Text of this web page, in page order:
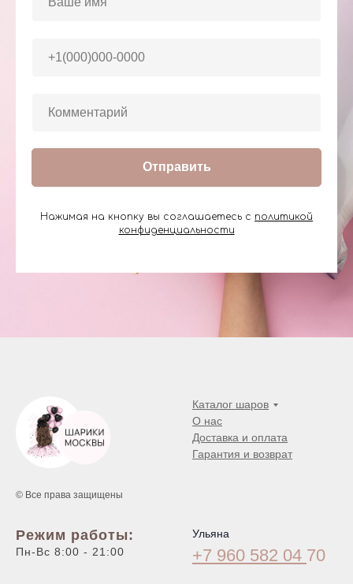
Отправить
Нажимая на кнопку вы соглашаетесь с политикой
конфиденциальности
© Все права защищены
Каталог шаров
О нас
Доставка и оплата
Гарантия и возврат
Режим работы:
Пн-Вс 8:00 - 21:00
Ульяна
+7 960 582 04 70